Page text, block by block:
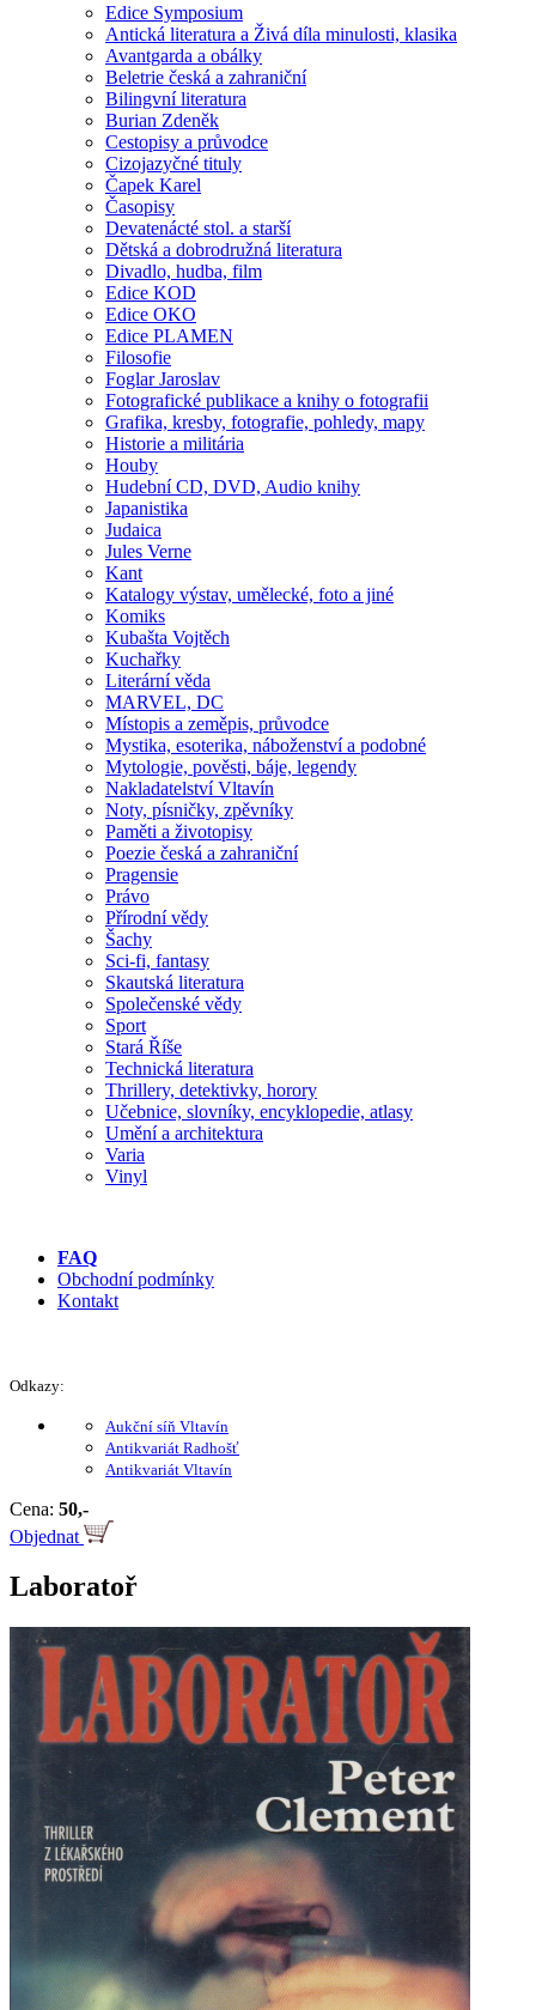
Edice Symposium
Antická literatura a Živá díla minulosti, klasika
Avantgarda a obálky
Beletrie česká a zahraniční
Bilingvní literatura
Burian Zdeněk
Cestopisy a průvodce
Cizojazyčné tituly
Čapek Karel
Časopisy
Devatenácté stol. a starší
Dětská a dobrodružná literatura
Divadlo, hudba, film
Edice KOD
Edice OKO
Edice PLAMEN
Filosofie
Foglar Jaroslav
Fotografické publikace a knihy o fotografii
Grafika, kresby, fotografie, pohledy, mapy
Historie a militária
Houby
Hudební CD, DVD, Audio knihy
Japanistika
Judaica
Jules Verne
Kant
Katalogy výstav, umělecké, foto a jiné
Komiks
Kubašta Vojtěch
Kuchařky
Literární věda
MARVEL, DC
Místopis a zeměpis, průvodce
Mystika, esoterika, náboženství a podobné
Mytologie, pověsti, báje, legendy
Nakladatelství Vltavín
Noty, písničky, zpěvníky
Paměti a životopisy
Poezie česká a zahraniční
Pragensie
Právo
Přírodní vědy
Šachy
Sci-fi, fantasy
Skautská literatura
Společenské vědy
Sport
Stará Říše
Technická literatura
Thrillery, detektivky, horory
Učebnice, slovníky, encyklopedie, atlasy
Umění a architektura
Varia
Vinyl
FAQ
Obchodní podmínky
Kontakt
Odkazy:
Aukční síň Vltavín
Antikvariát Radhošť
Antikvariát Vltavín
Cena: 50,-
Objednat
Laboratoř